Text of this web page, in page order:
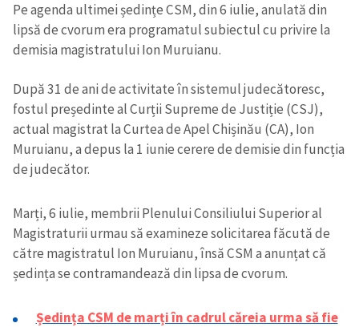
Pe agenda ultimei ședințe CSM, din 6 iulie, anulată din
lipsă de cvorum era programatul subiectul cu privire la
demisia magistratului Ion Muruianu.
După 31 de ani de activitate în sistemul judecătoresc,
fostul președinte al Curții Supreme de Justiție (CSJ),
actual magistrat la Curtea de Apel Chișinău (CA), Ion
Muruianu, a depus la 1 iunie cerere de demisie din funcția
de judecător.
Marți, 6 iulie, membrii Plenului Consiliului Superior al
Magistraturii urmau să examineze solicitarea făcută de
către magistratul Ion Muruianu, însă CSM a anunțat că
ședința se contramandează din lipsa de cvorum.
Ședința CSM de marți în cadrul căreia urma să fie